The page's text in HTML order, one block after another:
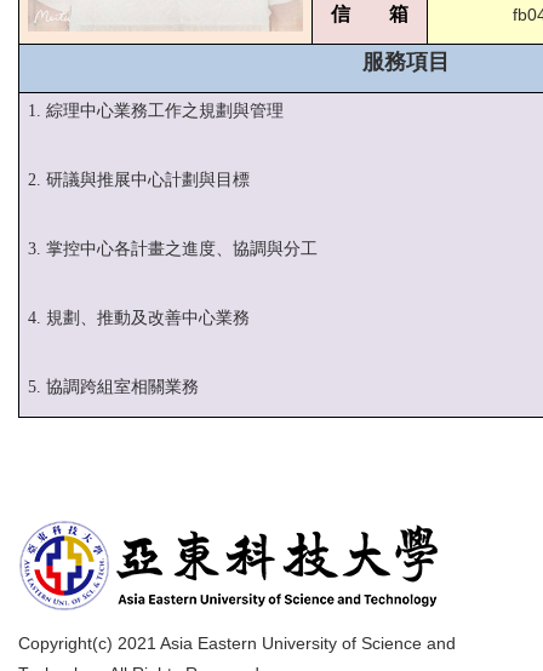
信 箱
服務項目
1. 綜理中心業務工作之規劃與管理
2. 研議與推展中心計劃與目標
3. 掌控中心各計畫之進度、協調與分工
4. 規劃、推動及改善中心業務
5. 協調跨組室相關業務
Copyright(c) 2021 Asia Eastern University of Science and